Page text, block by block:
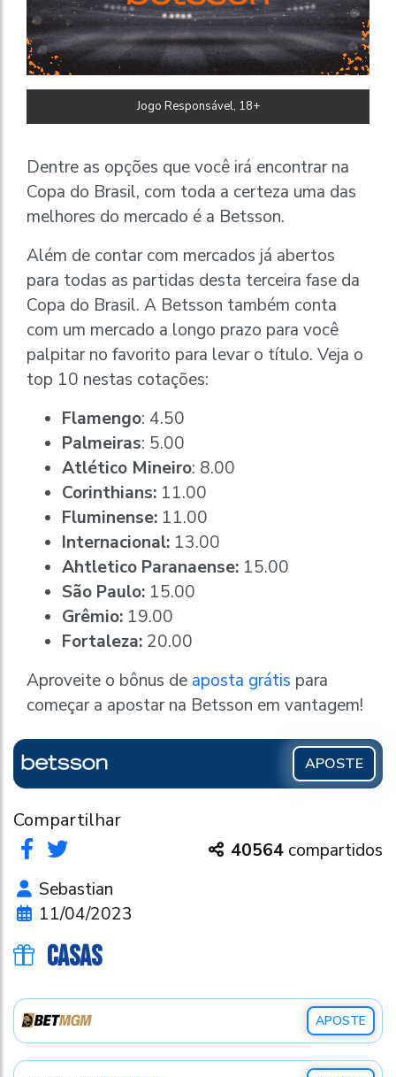
Jogo Responsável, 18+
Dentre as opções que você irá encontrar na
Copa do Brasil, com toda a certeza uma das
melhores do mercado é a Betsson.
Além de contar com mercados já abertos
para todas as partidas desta terceira fase da
Copa do Brasil. A Betsson também conta
com um mercado a longo prazo para você
palpitar no favorito para levar o título. Veja o
top 10 nestas cotações:
Flamengo: 4.50
Palmeiras: 5.00
Atlético Mineiro: 8.00
Corinthians: 11.00
Fluminense: 11.00
Internacional: 13.00
Ahtletico Paranaense: 15.00
São Paulo: 15.00
Grêmio: 19.00
Fortaleza: 20.00
Aproveite o bônus de aposta grátis para
começar a apostar na Betsson em vantagem!
APOSTE
Compartilhar
40564 compartidos
Sebastian
11/04/2023
CASAS
APOSTE